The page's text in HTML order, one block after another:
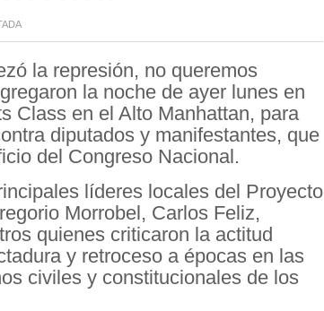
la represión, no queremos
la noche de ayer lunes en
Class en el Alto Manhattan, para
diputados y manifestantes, que
del Congreso Nacional.
líderes locales del Proyecto
Morrobel, Carlos Feliz,
quienes criticaron la actitud
y retroceso a épocas en las
civiles y constitucionales de los